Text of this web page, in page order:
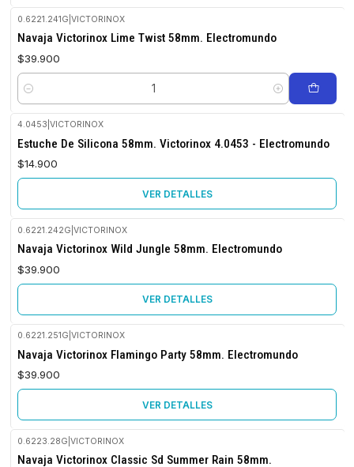
0.6221.241G VICTORINOX
Navaja Victorinox Lime Twist 58mm. Electromundo
$39.900
Cantidad
No disponible
4.0453 VICTORINOX
Estuche De Silicona 58mm. Victorinox 4.0453 - Electromundo
$14.900
VER DETALLES
No disponible
0.6221.242G VICTORINOX
Navaja Victorinox Wild Jungle 58mm. Electromundo
$39.900
VER DETALLES
No disponible
0.6221.251G VICTORINOX
Navaja Victorinox Flamingo Party 58mm. Electromundo
$39.900
VER DETALLES
0.6223.28G VICTORINOX
Navaja Victorinox Classic Sd Summer Rain 58mm.